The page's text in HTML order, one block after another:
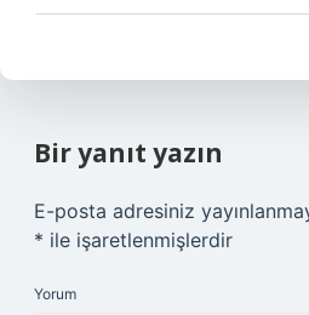
Bir yanıt yazın
E-posta adresiniz
* ile işaretlenmişlerdir
Yorum